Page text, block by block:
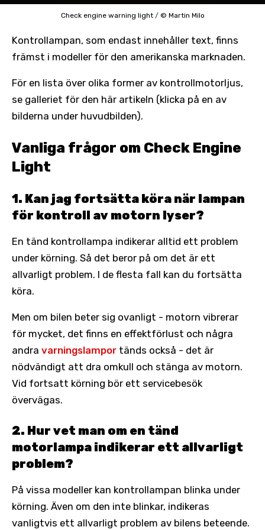
Check engine warning light / © Martin Milo
Kontrollampan, som endast innehåller text, finns
främst i modeller för den amerikanska marknaden.
För en lista över olika former av kontrollmotorljus,
se galleriet för den här artikeln (klicka på en av
bilderna under huvudbilden).
Vanliga frågor om Check Engine
Light
1. Kan jag fortsätta köra när lampan
för kontroll av motorn lyser?
En tänd kontrollampa indikerar alltid ett problem
under körning. Så det beror på om det är ett
allvarligt problem. I de flesta fall kan du fortsätta
köra.
Men om bilen beter sig ovanligt - motorn vibrerar
för mycket, det finns en effektförlust och några
andra varningslampor tänds också - det är
nödvändigt att dra omkull och stänga av motorn.
Vid fortsatt körning bör ett servicebesök
övervägas.
2. Hur vet man om en tänd
motorlampa indikerar ett allvarligt
problem?
På vissa modeller kan kontrollampan blinka under
körning. Även om den inte blinkar, indikeras
vanligtvis ett allvarligt problem av bilens beteende.